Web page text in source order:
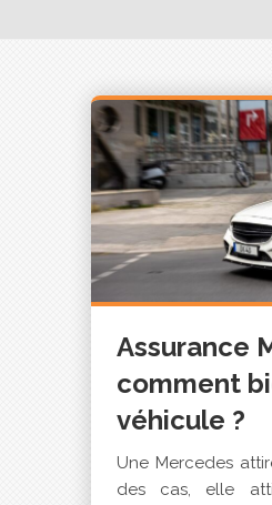
Assurance
comment
véhicule ?
Une Mercedes
des cas, elle